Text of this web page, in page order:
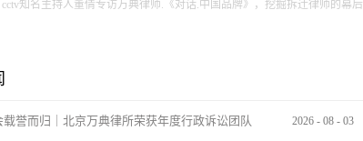
cctv知名主持人董倩专访万典律师.《对话.中国品牌》，挖掘拆迁律师的幕后
载誉而归｜北京万典律所荣获年度行政诉讼团队 2026 - 08 - 03